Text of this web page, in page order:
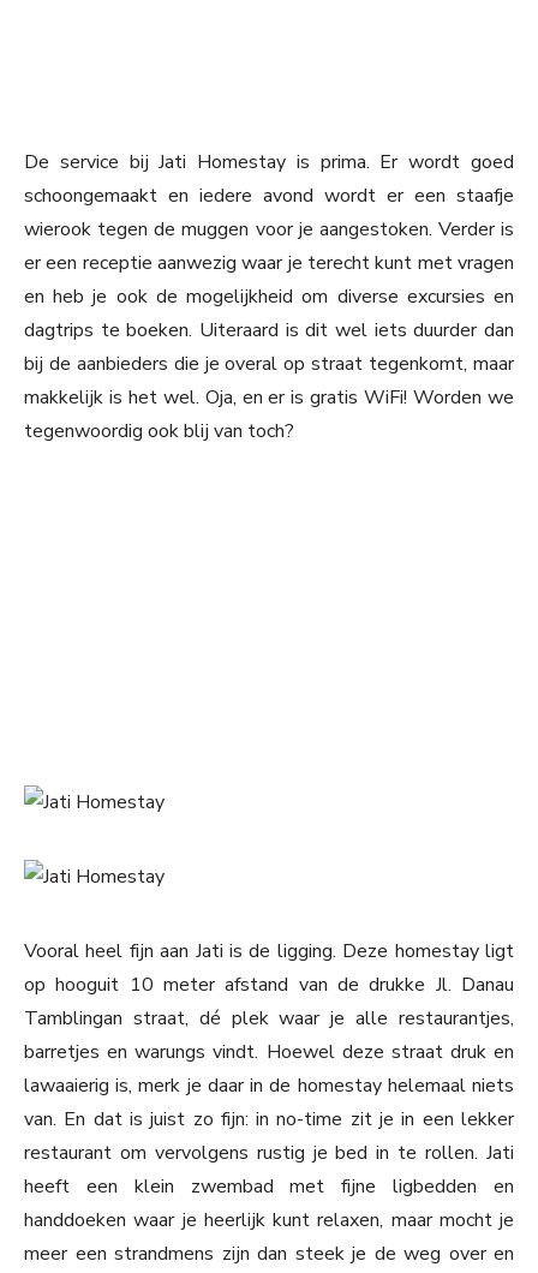
De service bij Jati Homestay is prima. Er wordt goed
schoongemaakt en iedere avond wordt er een staafje
wierook tegen de muggen voor je aangestoken. Verder is
er een receptie aanwezig waar je terecht kunt met vragen
en heb je ook de mogelijkheid om diverse excursies en
dagtrips te boeken. Uiteraard is dit wel iets duurder dan
bij de aanbieders die je overal op straat tegenkomt, maar
makkelijk is het wel. Oja, en er is gratis WiFi! Worden we
tegenwoordig ook blij van toch?
Vooral heel fijn aan Jati is de ligging. Deze homestay ligt
op hooguit 10 meter afstand van de drukke Jl. Danau
Tamblingan straat, dé plek waar je alle restaurantjes,
barretjes en warungs vindt. Hoewel deze straat druk en
lawaaierig is, merk je daar in de homestay helemaal niets
van. En dat is juist zo fijn: in no-time zit je in een lekker
restaurant om vervolgens rustig je bed in te rollen. Jati
heeft een klein zwembad met fijne ligbedden en
handdoeken waar je heerlijk kunt relaxen, maar mocht je
meer een strandmens zijn dan steek je de weg over en